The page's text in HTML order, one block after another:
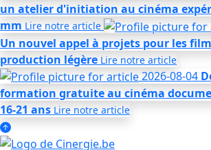
un atelier d'initiation au cinéma
mm Lire notre article
Un nouvel appel à projets pour les
production légère Lire notre article
2026-08-04
formation gratuite au cinéma
16-21 ans Lire notre article